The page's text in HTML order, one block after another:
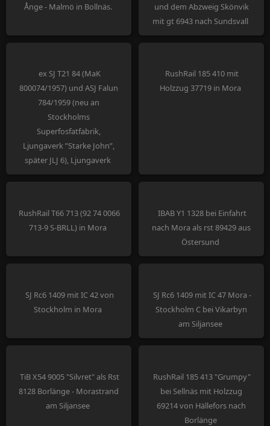
Ånge - Malmö in Bollnäs.
und dem Abzweig Skönvik
mit gt 6943 nach Sundsvall
ex SJ T21 84 (MaK
800074/1957) und ASJ Falun
784/1959 (neu an
Stockholms
Superfosfatfabrik,
Ljungaverk ”Starke John”,
später JLJ 6), Ljungaverk
RushRail 185 410 mit
Holzzug 37719 in Mora
RushRail T66 713 (92 74 0066
713-9 S-BRLL) in Mora
IBAB Y1 1328 bei Einfahrt
nach Mora als rst 89429 aus
Östersund
SJ Rc6 1409 mit IC 42 von
Stockholm in Mora
SJ Rc6 1409 mit IC 47 Mora -
Stockholm C bei Vikarbyn
am Siljansee
TiB X54 9005 "Silvret" als Rst
8128 Borlänge - Morastrand
am Siljansee
RushRail 185 413 "Grumpy"
bei Sellnäs mit Holzzug
69214 von Hällefors nach
Borlänge